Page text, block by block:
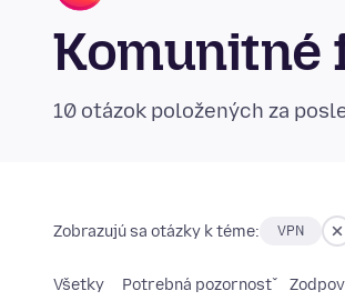
Komunitné
10 otázok položených za
Zobrazujú sa otázky k téme: VPN
Všetky Potrebná pozornosť